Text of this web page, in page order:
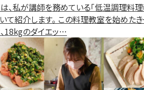
、私が講師を務めている「低温調理料理
て紹介します。 この料理教室を始めた
18kgのダイエッ…